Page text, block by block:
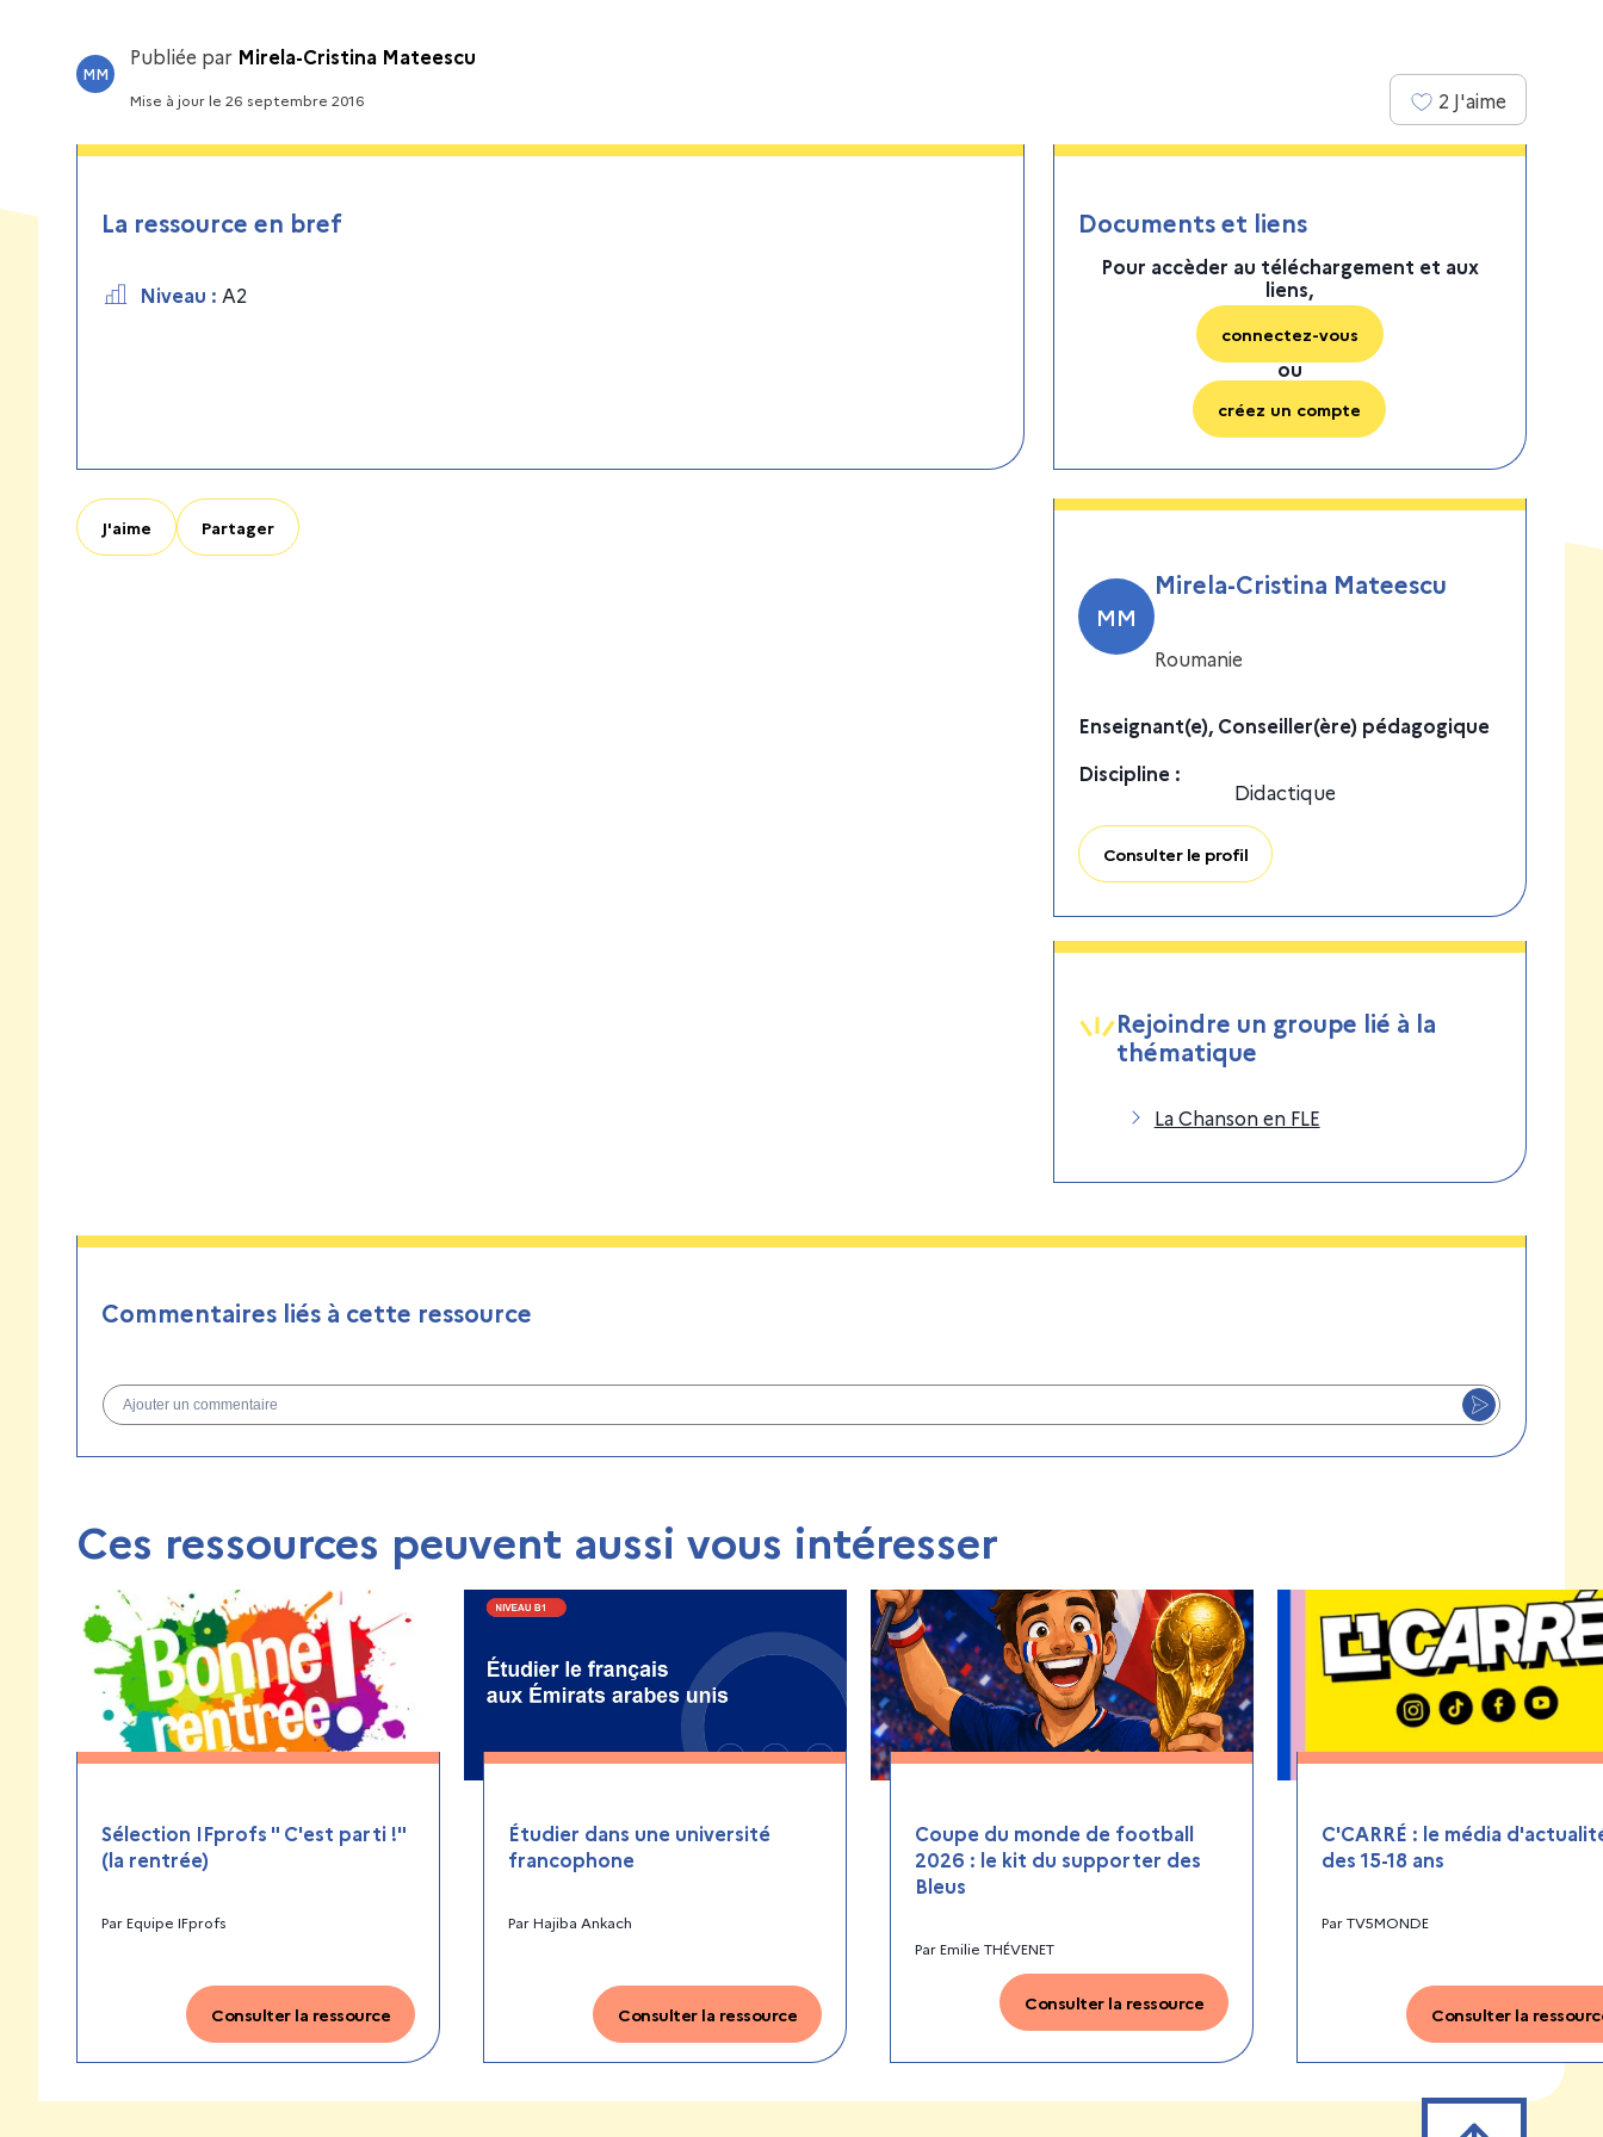
MM
Publiée par Mirela-Cristina Mateescu
Mise à jourle 26 septembre 2016 2 J'aime
La ressource en bref
Niveau : A2
Documents et liens
Pour accèder au téléchargement et aux
liens,
connectez-vous
ou
créez un compte
J'aime Partager
MM
Mirela-Cristina Mateescu
Roumanie
Enseignant(e), Conseiller(ère) pédagogique
Discipline :
Didactique
Consulter le profil
Rejoindre un groupe lié à la
thématique
La Chanson en FLE
Commentaires liés à cette ressource
Ajouter un commentaire
Ces ressources peuvent aussi vous intéresser
Sélection IFprofs " C'est parti !"
(la rentrée)
ParEquipe IFprofs
Consulter la ressource
Étudier dans une université
francophone
ParHajiba Ankach
Consulter la ressource
Coupe du monde de football
2026 : le kit du supporter des
Bleus
ParEmilie THÉVENET
Consulter la ressource
C'CARRÉ : le média
des 15-18 ans
ParTV5MONDE
Consulter la